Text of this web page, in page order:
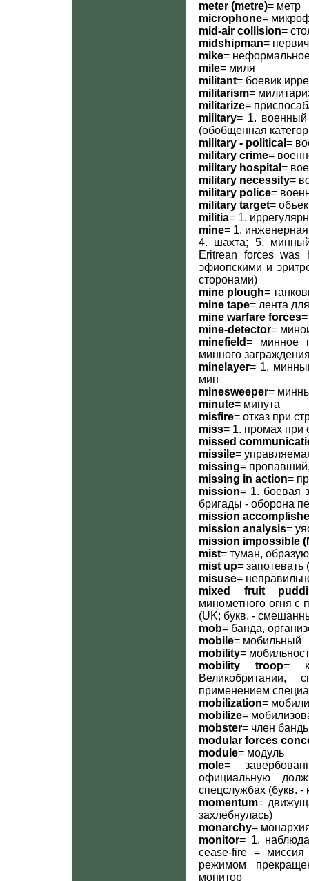
meter (metre)= метр
microphone=
mid-air collision=
midshipman=
mike=
mile= миля
militant= боевик
militarism=
militarize=
military= 1.
(обобщенная
military - political =
military crime=
military hospital =
military necessity=
military police=
military target=
militia= 1.
mine= 1.
4. шахта; 5.
Eritrean forces
эфиопскими и
сторонами)
mine plough=
mine tape= лента
mine warfare forces
mine-detector=
minefield= минное
минного
minelayer= 1.
мин
minesweeper=
minute= минута
misfire= отказ при
miss= 1. промах при
missed
missile=
missing=
missing in action=
mission= 1. боевая
бригады - оборона
mission
mission analysis=
mission impossible
mist= туман,
mist up= запотевать
misuse=
mixed fruit
минометного огня
(UK; букв. -
mob= банда,
mobile= мобильный
mobility=
mobility troop=
Великобритании,
применением
mobilization=
mobilize=
mobster= член
modular forces
module= модуль
mole=
официальную
спецслужбах (букв. -
momentum=
захлебнулась)
monarchy=
monitor= 1.
cease-fire =
режимом
монитор